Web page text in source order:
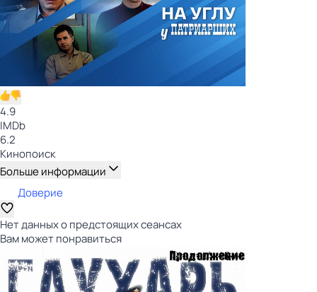
4.9
IMDb
6.2
Кинопоиск
Больше информации
Доверие
Нет данных о предстоящих сеансах
Вам может понравиться